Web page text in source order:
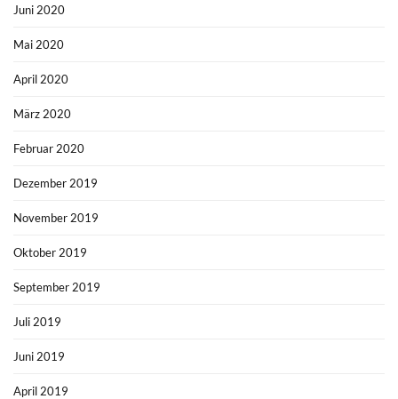
Juni 2020
Mai 2020
April 2020
März 2020
Februar 2020
Dezember 2019
November 2019
Oktober 2019
September 2019
Juli 2019
Juni 2019
April 2019